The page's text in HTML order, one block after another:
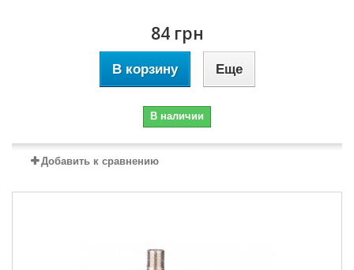
84 грн
В корзину Еще
В наличии
Добавить к сравнению